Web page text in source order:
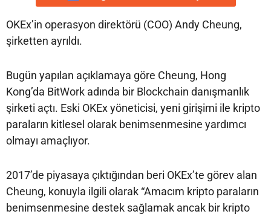
OKEx’in operasyon direktörü (COO) Andy Cheung,
şirketten ayrıldı.
Bugün yapılan açıklamaya göre Cheung, Hong
Kong’da BitWork adında bir Blockchain danışmanlık
şirketi açtı. Eski OKEx yöneticisi, yeni girişimi ile kripto
paraların kitlesel olarak benimsenmesine yardımcı
olmayı amaçlıyor.
2017’de piyasaya çıktığından beri OKEx’te görev alan
Cheung, konuyla ilgili olarak “Amacım kripto paraların
benimsenmesine destek sağlamak ancak bir kripto